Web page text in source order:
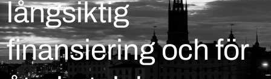
långsiktig
finansiering och för